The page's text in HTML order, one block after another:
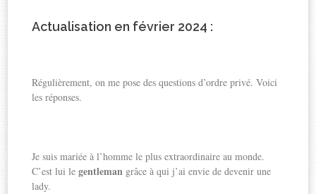
Actualisation en février 2024 :
Régulièrement, on me pose des questions d’ordre privé. Voici
les réponses.
Je suis mariée à l’homme le plus extraordinaire au monde.
C’est lui legentleman grâce à qui j’ai envie de devenir une
lady.